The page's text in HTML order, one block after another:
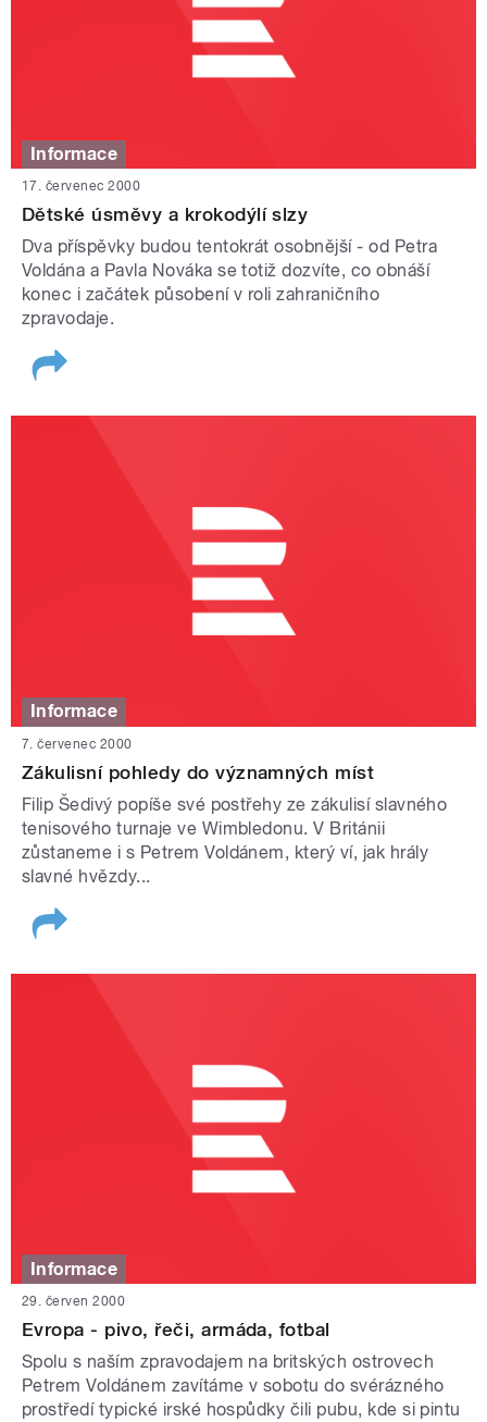
Informace
17. červenec 2000
Dětské úsměvy a krokodýlí slzy
Dva příspěvky budou tentokrát osobnější - od Petra
Voldána a Pavla Nováka se totiž dozvíte, co obnáší
konec i začátek působení v roli zahraničního
zpravodaje.
Informace
7. červenec 2000
Zákulisní pohledy do významných míst
Filip Šedivý popíše své postřehy ze zákulisí slavného
tenisového turnaje ve Wimbledonu. V Británii
zůstaneme i s Petrem Voldánem, který ví, jak hrály
slavné hvězdy...
Informace
29. červen 2000
Evropa - pivo, řeči, armáda, fotbal
Spolu s naším zpravodajem na britských ostrovech
Petrem Voldánem zavítáme v sobotu do svérázného
prostředí typické irské hospůdky čili pubu, kde si pintu